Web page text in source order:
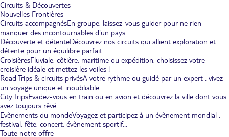
Circuits & Découvertes
Nouvelles Frontières
Circuits accompagnésEn groupe, laissez-vous guider pour ne rien
manquer des incontournables d'un pays.
Découverte et détenteDécouvrez nos circuits qui allient exploration et
détente pour un équilibre parfait.
CroisièresFluviale, côtière, maritime ou expédition, choisissez votre
croisière idéale et mettez les voiles !
Road Trips & circuits privésA votre rythme ou guidé par un expert : vivez
un voyage unique et inoubliable.
City TripsEvadez-vous en train ou en avion et découvrez la ville dont vous
avez toujours rêvé.
Evènements du mondeVoyagez et participez à un évènement mondial :
festival, fête, concert, évènement sportif...
Toute notre offre